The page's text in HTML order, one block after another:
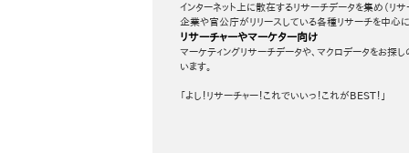
インターネット上に散在するリサーチデータを集め（リ
企業や官公庁がリリースしている各種リサーチを中心
リサーチャーやマーケター向け
マーケティングリサーチデータや、マクロデータをお探
います。
「よし！リサーチャー！これでいいっ！これがBEST！」